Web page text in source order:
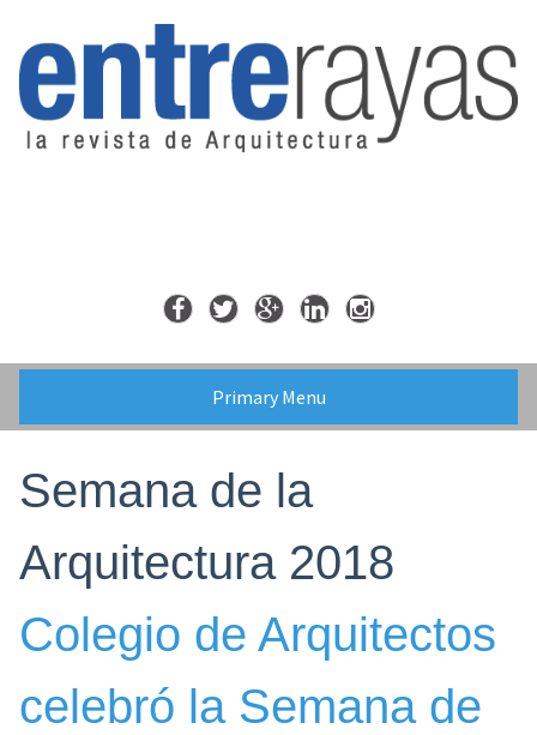
content
Primary Menu
Semana de la
Arquitectura 2018
Colegio de Arquitectos
celebró la Semana de